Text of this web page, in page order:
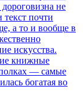
не
почти
а то и вообще в
искусства.
книжные
— самые
богатая во